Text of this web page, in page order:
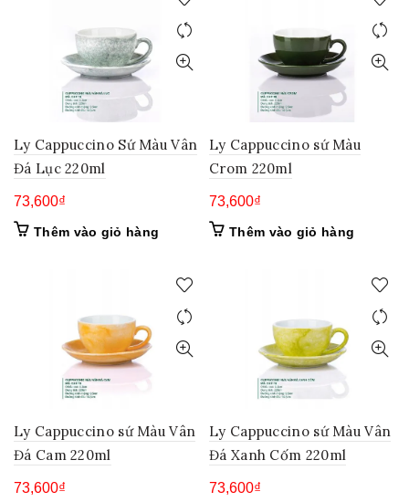
Ly Cappuccino Sứ Màu Vân
Đá Lục 220ml
73,600₫
Thêm vào giỏ hàng
Ly Cappuccino sứ Màu
Crom 220ml
73,600₫
Thêm vào giỏ hàng
Ly Cappuccino sứ Màu Vân
Đá Cam 220ml
73,600₫
Ly Cappuccino sứ Màu Vân
Đá Xanh Cốm 220ml
73,600₫